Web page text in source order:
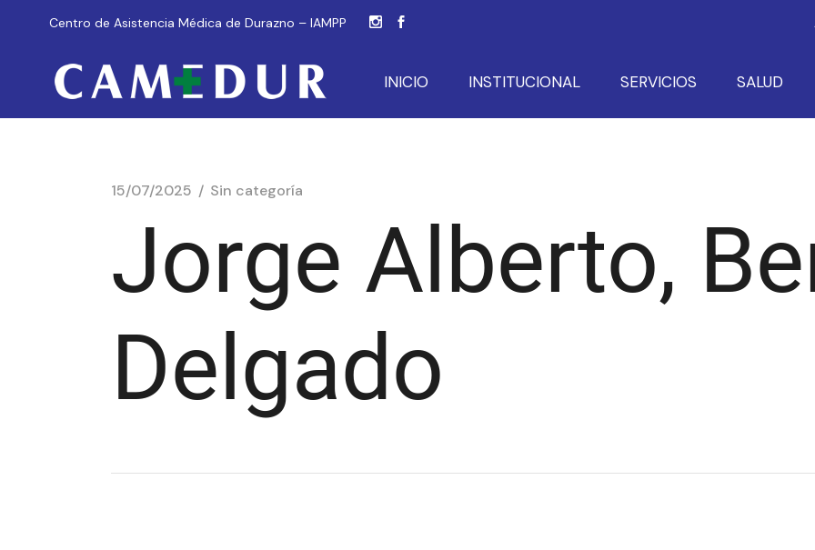
Centro de Asistencia Médica de Durazno – IAMPP
INICIO INSTITUCIONAL SERVICIOS SALUD
15/07/2025 Sin categoría
Jorge Alberto,
Delgado